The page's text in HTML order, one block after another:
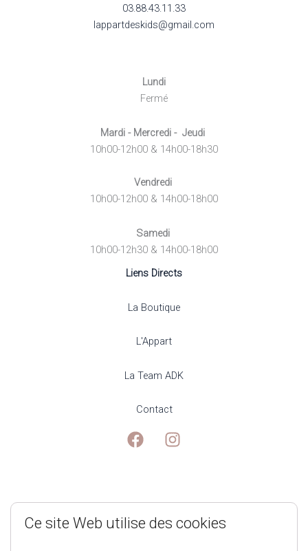
03.88.43.11.33
lappartdeskids@gmail.com
Lundi
Fermé
Mardi - Mercredi - Jeudi
10h00-12h00 & 14h00-18h30
Vendredi
10h00-12h00 & 14h00-18h00
Samedi
10h00-12h30 & 14h00-18h00
Liens Directs
La Boutique
L'Appart
La Team ADK
Contact
Mentions Légales
Ce site Web utilise des cookies